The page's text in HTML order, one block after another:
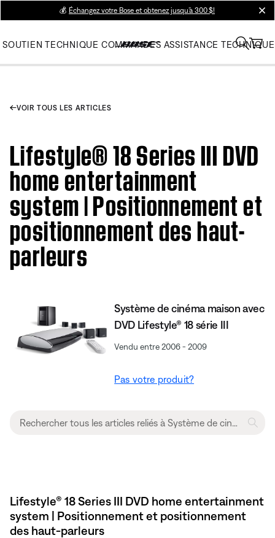
💰 Échangez votre Bose et obtenez jusqu’à 300 $!
SOUTIEN TECHNIQUE COMMANDES ASSISTANCE TECHNIQUE
VOIR TOUS LES ARTICLES
Lifestyle® 18 Series III DVD
home entertainment
system | Positionnement et
positionnement des haut-
parleurs
Système de cinéma maison avec
DVD Lifestyle® 18 série III
Vendu entre 2006 - 2009
Pas votre produit?
Lifestyle® 18 Series III DVD home entertainment
system | Positionnement et positionnement
des haut-parleurs